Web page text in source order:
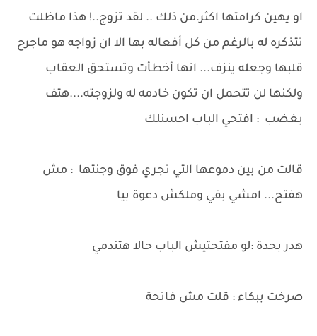
او يهين كرامتها اكثر.من ذلك .. لقد تزوج..! هذا ماظلت
تتذكره له بالرغم من كل أفعاله بها الا ان زواجه هو ماجرح
قلبها وجعله ينزف... انها أخطأت وتستحق العقاب
ولكنها لن تتحمل ان تكون خادمه له ولزوجته....هتف
بغضب : افتحي الباب احسنلك
قالت من بين دموعها التي تجري فوق وجنتها : مش
هفتح... امشي بقي وملكش دعوة بيا
هدر بحدة :لو مفتحتيش الباب حالا هتندمي
صرخت ببكاء : قلت مش فاتحة